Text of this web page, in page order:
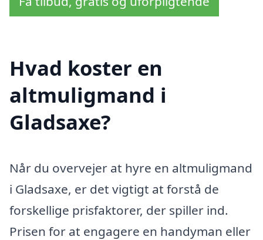
Hvad koster en
altmuligmand i
Gladsaxe?
Når du overvejer at hyre en altmuligmand
i Gladsaxe, er det vigtigt at forstå de
forskellige prisfaktorer, der spiller ind.
Prisen for at engagere en handyman eller